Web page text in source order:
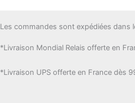
Les
peuvent
choisies
Les commandes sont expédiées dans
*Livraison Mondial Relais offerte en
*Livraison UPS offerte en France dès